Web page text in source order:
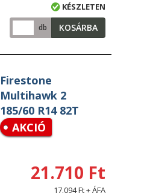
KÉSZLETEN
db KOSÁRBA
Firestone
Multihawk 2
185/60 R14 82T
AKCIÓ
21.710 Ft
17.094 Ft + ÁFA